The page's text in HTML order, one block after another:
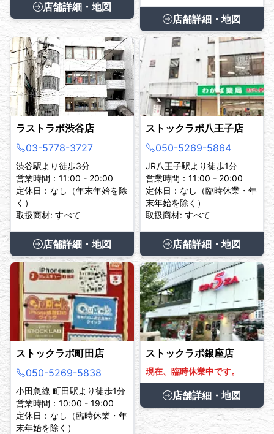
店舗詳細・地図
店舗詳細・地図
ラストラボ渋谷店
03-5778-3727
渋谷駅より徒歩3分
営業時間：11:00 - 20:00
定休日：なし（年末年始を除
く）
取扱商材: すべて
店舗詳細・地図
ストックラボ八王子店
050-5269-5864
JR八王子駅より徒歩1分
営業時間：11:00 - 20:00
定休日：なし（臨時休業・年
末年始を除く）
取扱商材: すべて
店舗詳細・地図
ストックラボ町田店
050-5269-5838
小田急線 町田駅より徒歩1分
営業時間：10:00 - 19:00
定休日：なし（臨時休業・年
末年始を除く）
ストックラボ銀座店
現在、臨時休業中です。
店舗詳細・地図